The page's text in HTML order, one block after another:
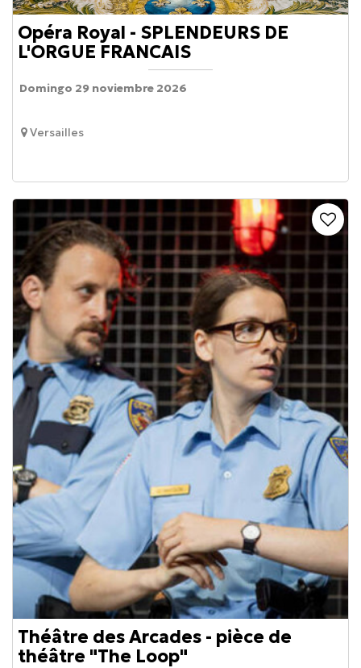
Opéra Royal - SPLENDEURS DE
L'ORGUE FRANCAIS
Versailles
Domingo 29 noviembre 2026
Théâtre des Arcades - pièce de
théâtre "The Loop"